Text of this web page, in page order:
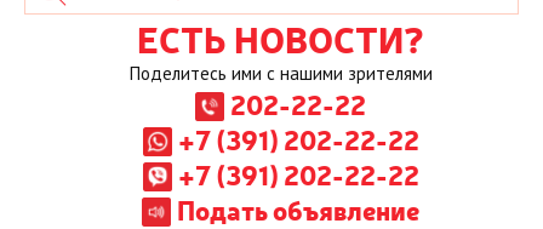
ЕСТЬ НОВОСТИ?
Поделитесь ими с нашими зрителями
202-22-22
+7 (391) 202-22-22
+7 (391) 202-22-22
Подать объявление